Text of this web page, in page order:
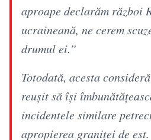
aproape declarăm război
ucraineană, ne cerem
drumul ei.”
Totodată, acesta
reușit să își
incidentele similare
apropierea graniței de est.